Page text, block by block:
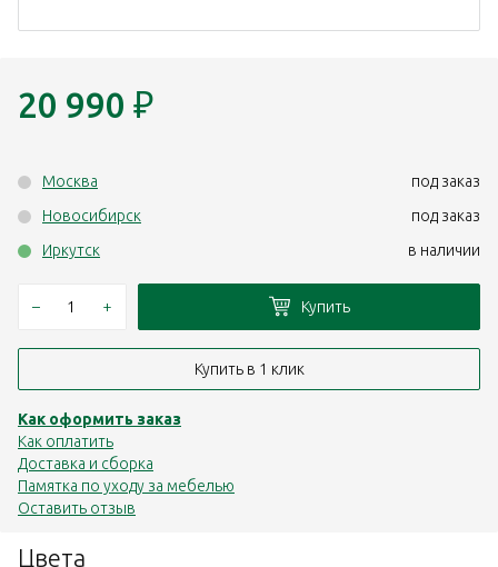
Цвета
20 990 ₽
Москва
под заказ
Новосибирск
под заказ
Иркутск
в наличии
– + Купить
Купить в 1 клик
Как оформить заказ
Как оплатить
Доставка и сборка
Памятка по уходу за мебелью
Оставить отзыв